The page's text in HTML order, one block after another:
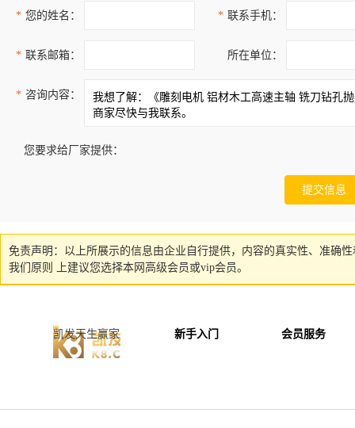
* 您的姓名： * 联系手机：
* 联系邮箱： 所在单位：
* 咨询内容：
您要求给厂家提供：
免责声明：以上所展示的信息由企业自行提供，内容的真实性、准确
我们原则 上建议您选择本网高级会员或vip会员。
凯发天生赢家 新手入门 会员服务